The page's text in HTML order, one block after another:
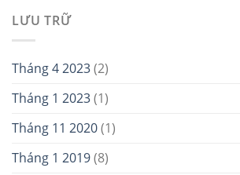
LƯU TRỮ
Tháng 4 2023(2)
Tháng 1 2023(1)
Tháng 11 2020(1)
Tháng 1 2019(8)